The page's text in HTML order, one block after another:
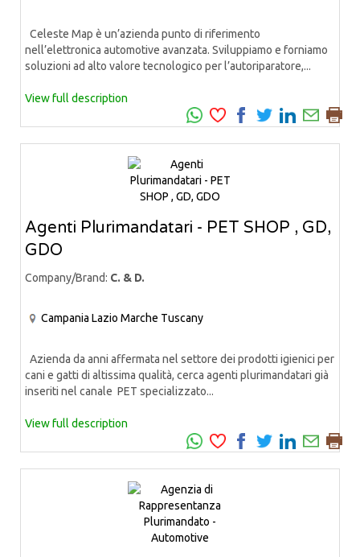
Celeste Map è un’azienda punto di riferimento
nell’elettronica automotive avanzata. Sviluppiamo e forniamo
soluzioni ad alto valore tecnologico per l’autoriparatore,...
View full description
Agenti Plurimandatari - PET SHOP , GD,
GDO
Company/Brand: C. & D.
Campania Lazio Marche Tuscany
Azienda da anni affermata nel settore dei prodotti igienici per
cani e gatti di altissima qualità, cerca agenti plurimandatari già
inseriti nel canale PET specializzato...
View full description